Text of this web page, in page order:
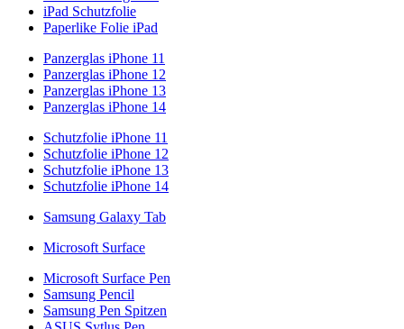
iPad Schutzfolie
Paperlike Folie iPad
Panzerglas iPhone 11
Panzerglas iPhone 12
Panzerglas iPhone 13
Panzerglas iPhone 14
Schutzfolie iPhone 11
Schutzfolie iPhone 12
Schutzfolie iPhone 13
Schutzfolie iPhone 14
Samsung Galaxy Tab
Microsoft Surface
Microsoft Surface Pen
Samsung Pencil
Samsung Pen Spitzen